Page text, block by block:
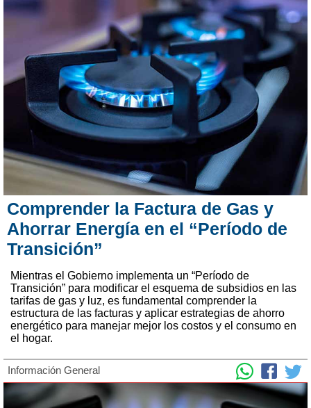
Comprender la Factura de Gas y
Ahorrar Energía en el “Período de
Transición”
Mientras el Gobierno implementa un “Período de
Transición” para modificar el esquema de subsidios en las
tarifas de gas y luz, es fundamental comprender la
estructura de las facturas y aplicar estrategias de ahorro
energético para manejar mejor los costos y el consumo en
el hogar.
Información General